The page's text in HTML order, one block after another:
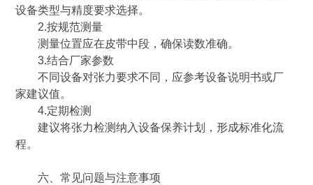
设备类型与精度要求选择。
2.按规范测量
测量位置应在皮带中段，确保读数准确。
3.结合厂家参数
不同设备对张力要求不同，应参考设备说明书或厂
家建议值。
4.定期检测
建议将张力检测纳入设备保养计划，形成标准化流
程。
六、常见问题与注意事项